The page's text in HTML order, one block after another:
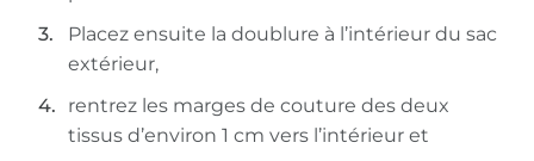
Placez ensuite la doublure à l’intérieur du sac
extérieur,
rentrez les marges de couture des deux
tissus d’environ 1 cm vers l’intérieur et